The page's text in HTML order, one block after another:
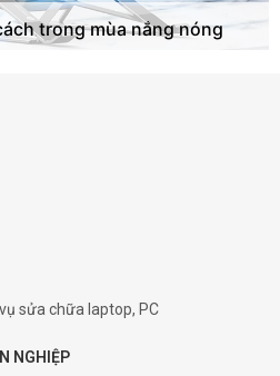
trong mùa nắng nóng
sửa chữa laptop, PC
NGHIỆP